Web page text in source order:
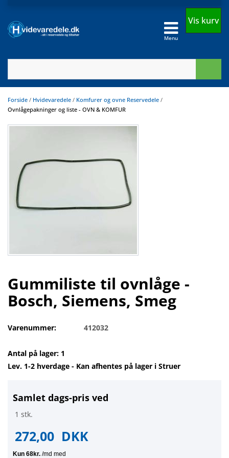
Menu
Vis kurv
Forside / Hvidevaredele / Komfurer og ovne Reservedele /
Ovnlågepakninger og liste - OVN & KOMFUR
Gummiliste til ovnlåge -
Bosch, Siemens, Smeg
Varenummer: 412032
Antal på lager: 1
Lev. 1-2 hverdage - Kan afhentes på lager i Struer
Samlet dags-pris ved
1 stk.
272,00 DKK